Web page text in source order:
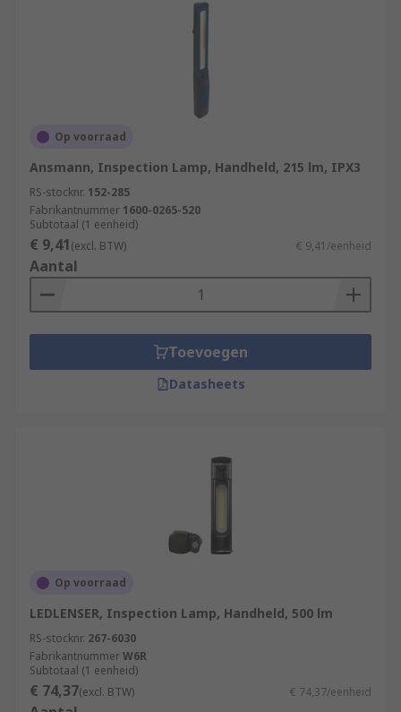
Op voorraad
Ansmann, Inspection Lamp, Handheld, 215 lm, IPX3
RS-stocknr. 152-285
Fabrikantnummer 1600-0265-520
Subtotaal (1 eenheid)
€ 9,41(excl. BTW) € 9,41/eenheid
Aantal
Toevoegen
Datasheets
Op voorraad
LEDLENSER, Inspection Lamp, Handheld, 500 lm
RS-stocknr. 267-6030
FabrikantnummerW6R
Subtotaal (1 eenheid)
€ 74,37(excl. BTW) € 74,37/eenheid